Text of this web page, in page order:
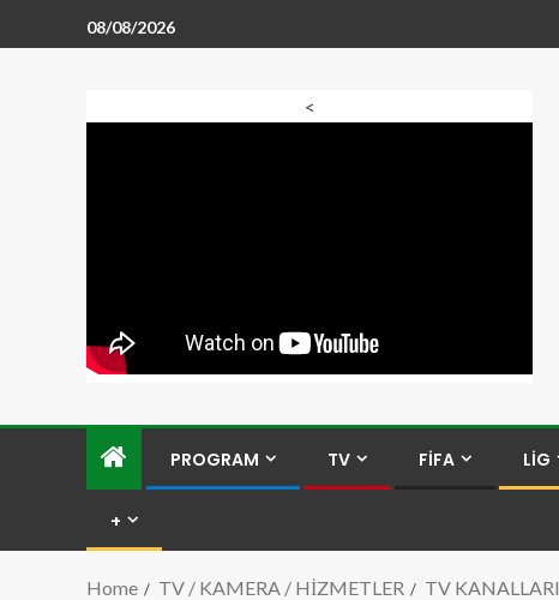
08/08/2026
<
PROGRAM TV FİFA LİG
+
Home TV / KAMERA / HİZMETLER TV KANALLARI